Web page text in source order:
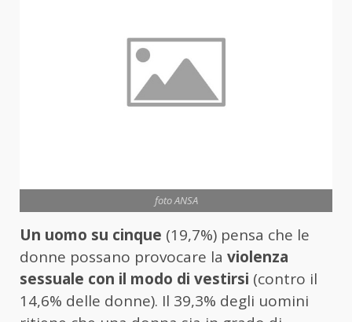
foto ANSA
Un uomo su cinque (19,7%) pensa che le
donne possano provocare la violenza
sessuale con il modo di vestirsi (contro il
14,6% delle donne). Il 39,3% degli uomini